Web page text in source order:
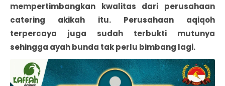
mempertimbangkan kwalitas dari perusahaan
catering akikah itu. Perusahaan aqiqoh
terpercaya juga sudah terbukti mutunya
sehingga ayah bunda tak perlu bimbang lagi.